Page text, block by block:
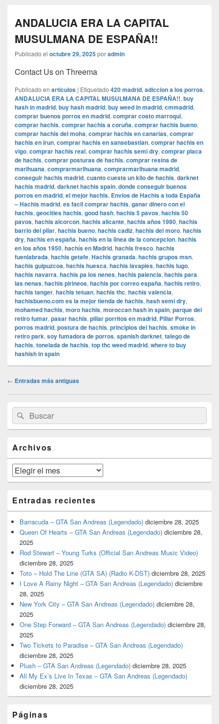
ANDALUCIA ERA LA CAPITAL
MUSULMANA DE ESPAÑA!!
Publicado el octubre 29, 2025poradmin
Contact Us on Threema
Publicado en articulos | Etiquetado 420 madrid, adiccion a los porros,
ANDALUCIA ERA LA CAPITAL MUSULMANA DE ESPAÑA!!, buy
hash in madrid, buy hash madrid, buy weed in madrid, cmmadrid,
comprar buenos porros en madrid, comprar costo marroqui,
comprar hachis, comprar hachis a coruña, comprar hachis bueno,
comprar hachis del moha, comprar hachis en canarias, comprar
hachis en irun, comprar hachis en sansebastian, comprar hachis en
vigo, comprar hachis real, comprar hachis semi dry, comprar placa
de hachis, comprar posturas de hachis, comprar resina de
marihuana, comprarmarihuana, comprarmarihuana madrid,
conseguir hachis madrid, cuanto cuesta un kilo de hachis, darknet
hachis madrid, darknet hachis spain, donde conseguir buenos
porros en madrid, el mejor hachis, Envios de Hachis a toda España
– Hachis madrid, es facil comprar hachis, ganar dinero con el
hachis, geocities hachis, good hash, hachis 5 pavos, hachis 50
pavos, hachis alcorcon, hachis alicante, hachis años 1980, hachis
barrio del pilar, hachis bueno, hachis cadiz, hachis del moro, hachis
dry, hachis en españa, hachis en la linea de la concepcion, hachis
en los años 1950, hachís en Madrid, hachis fresco, hachis
fuenlabrada, hachis getafe, Hachis granada, hachis grupos msn,
hachis guipuzcoa, hachis huesca, hachis lavapies, hachis lugo,
hachis navarra, hachis pa los nenes, hachis palencia, hachis para
las nenas, hachis pirineos, hachis por correo españa, hachis retiro,
hachis tanger, hachis tetuan, hachis thc, hachis valencia,
hachisbueno.com es la mejor tienda de hachis, hash semi dry,
mohamed hachis, moro hachis, moroccan hash in spain, parque del
retiro fumar, pasar hachis, pillar porritos en madrid, Pillar Porros,
porros madrid, postura de hachis, principios del hachis, smoke in
retiro park, soy fumadora de porros, spanish darknet, talego de
hachis, tonelada de hachis, top thc weed madrid, where to buy
hashish in spain
Navegación
← Entradas más antiguas
área
de
widget
lateral
primaria
Buscar
por:
Buscar
Archivos
Archivos
Entradas recientes
Barracuda – GTA San Andreas (Legendado) diciembre 28, 2025
Queen Of Hearts – GTA San Andreas (Legendado) diciembre 28,
2025
Rod Stewart – Young Turks (Official San Andreas Music Video)
diciembre 28, 2025
Toto – Hold The Line (GTA SA) (Radio K-DST) diciembre 28, 2025
I Love A Rainy Night – GTA San Andreas (Legendado) diciembre
28, 2025
New York City – GTA San Andreas (Legendado) diciembre 28,
2025
One Step Forward – GTA San Andreas (Legendado) diciembre 28,
2025
Two Tickets to Paradise – GTA San Andreas (Legendado)
diciembre 28, 2025
Plush – GTA San Andreas (Legendado) diciembre 28, 2025
All My Ex’s Live In Texas – GTA San Andreas (Legendado)
diciembre 28, 2025
Páginas